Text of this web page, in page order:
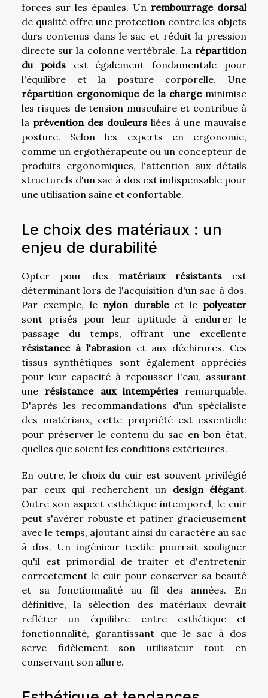
forces sur les épaules. Un rembourrage dorsal
de qualité offre une protection contre les objets
durs contenus dans le sac et réduit la pression
directe sur la colonne vertébrale. La répartition
du poidsest également fondamentale pour
l'équilibre et la posture corporelle. Une
répartition ergonomique de la chargeminimise
les risques de tension musculaire et contribue à
la prévention des douleurs liées à une mauvaise
posture. Selon les experts en ergonomie,
comme un ergothérapeute ou un concepteur de
produits ergonomiques, l'attention aux détails
structurels d'un sac à dos est indispensable pour
une utilisation saine et confortable.
Le choix des matériaux : un
enjeu de durabilité
Opter pour des matériaux résistants est
déterminant lors de l'acquisition d'un sac à dos.
Par exemple, le nylon durableet le polyester
sont prisés pour leur aptitude à endurer le
passage du temps, offrant une excellente
résistance à l'abrasion et aux déchirures. Ces
tissus synthétiques sont également appréciés
pour leur capacité à repousser l'eau, assurant
une résistance aux intempériesremarquable.
D'après les recommandations d'un spécialiste
des matériaux, cette propriété est essentielle
pour préserver le contenu du sac en bon état,
quelles que soient les conditions extérieures.
En outre, le choix du cuir est souvent privilégié
par ceux qui recherchent un design élégant.
Outre son aspect esthétique intemporel, le cuir
peut s'avérer robuste et patiner gracieusement
avec le temps, ajoutant ainsi du caractère au sac
à dos. Un ingénieur textile pourrait souligner
qu'il est primordial de traiter et d'entretenir
correctement le cuir pour conserver sa beauté
et sa fonctionnalité au fil des années. En
définitive, la sélection des matériaux devrait
refléter un équilibre entre esthétique et
fonctionnalité, garantissant que le sac à dos
serve fidèlement son utilisateur tout en
conservant son allure.